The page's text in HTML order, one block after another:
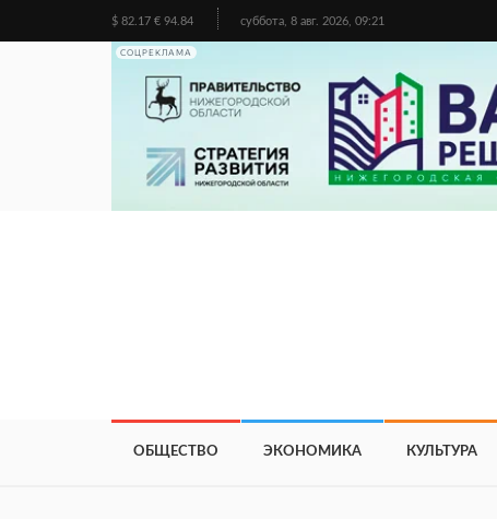
$ 82.17 € 94.84 суббота, 8 авг. 2026, 09:21
СОЦРЕКЛАМА
ОБЩЕСТВО ЭКОНОМИКА КУЛЬТУРА